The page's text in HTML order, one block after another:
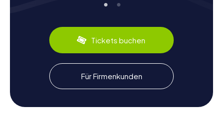
von den alamannischen Gehöften (ze wilon) hat? Bei
weitere interessante Fakten entdecken.
Auch kulinarisch hat Grenzach-Wyhlen einiges zu bieten.
Probiert doch mal die regionalen Spezialitäten in einem
der lokalen Restaurants. Besonders bekannt ist die Stadt
für ihre Weine, die auf den umliegenden Weinbergen
angebaut werden.
Ob ihr nun die historischen Bauwerke bestaunt, mehr über
Tickets buchen
Für Firmenkunden